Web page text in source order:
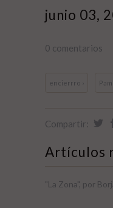
junio 03,
0 comentarios
encierrro ›
Compartir:
Artículos
"La Zona", por